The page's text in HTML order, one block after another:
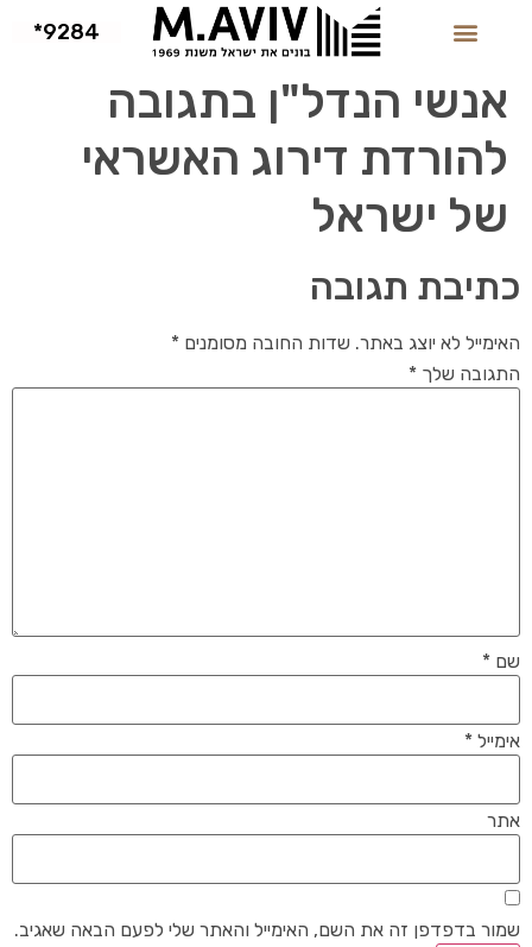
9284*
אנשי הנדל"ן בתגובה
להורדת דירוג האשראי
של ישראל
כתיבת תגובה
האימייל לא יוצג באתר. שדות החובה מסומנים *
התגובה שלך *
שם *
אימייל *
אתר
שמור בדפדפן זה את השם, האימייל והאתר שלי לפעם הבאה שאגיב.